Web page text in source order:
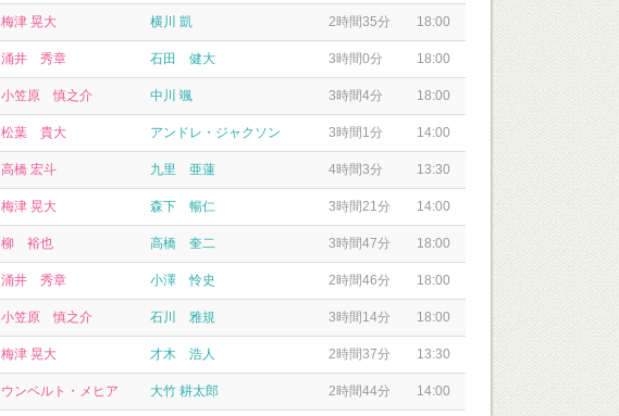
梅津 晃大 横川 凱 2時間35分 18:00
涌井 秀章 石田 健大 3時間0分 18:00
小笠原 慎之介 中川 颯 3時間4分 18:00
松葉 貴大 アンドレ・ジャクソン 3時間1分 14:00
高橋 宏斗 九里 亜蓮 4時間3分 13:30
梅津 晃大 森下 暢仁 3時間21分 14:00
柳 裕也 高橋 奎二 3時間47分 18:00
涌井 秀章 小澤 怜史 2時間46分 18:00
小笠原 慎之介 石川 雅規 3時間14分 18:00
梅津 晃大 才木 浩人 2時間37分 13:30
ウンベルト・メヒア 大竹 耕太郎 2時間44分 14:00